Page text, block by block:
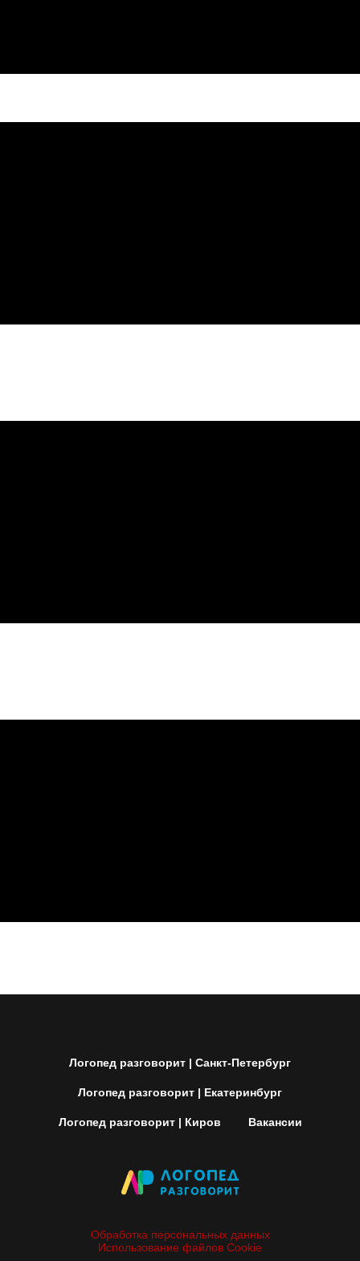
Логопед разговорит | Санкт-Петербург
Логопед разговорит | Екатеринбург
Логопед разговорит | Киров Вакансии
Обработка персональных данных
Использование файлов Cookie